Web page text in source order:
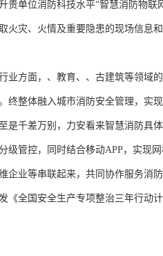
贵单位消防科技水平“智慧消防物
火灾、火情及重要隐患的现场信息
业方面，、教育、、古建筑等领域
终整体融入城市消防安全管理，实
是千差万别，力安看来智慧消防具
级管控，同时结合移动APP，实现
企业等串联起来，共同协作服务消
《全国安全生产专项整治三年行动计